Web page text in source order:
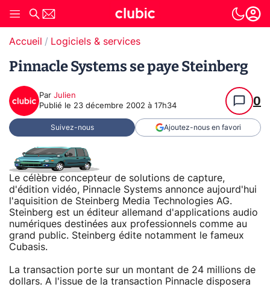
Accueil Logiciels & services
Pinnacle Systems se paye Steinberg
Par Julien
Publié le 23 décembre 2002 à 17h34 0
Suivez-nous Ajoutez-nous en favori
Le célèbre concepteur de solutions de capture,
d'édition vidéo, Pinnacle Systems annonce aujourd'hui
l'aquisition de Steinberg Media Technologies AG.
Steinberg est un éditeur allemand d'applications audio
numériques destinées aux professionnels comme au
grand public. Steinberg édite notamment le fameux
Cubasis.
La transaction porte sur un montant de 24 millions de
dollars. A l'issue de la transaction Pinnacle disposera